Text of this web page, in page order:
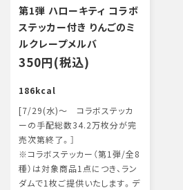
第1弾 ハローキティ コラボ
ステッカー付き りんごのミ
ルクレープメルバ
350円(税込)
186kcal
[7/29(水)～ コラボステッカ
ーの手配総数34.2万枚分が完
売次第終了。］
※コラボステッカー（第1弾/全8
種）は対象商品1点につき、ラン
ダムで1枚ご提供いたします。デ